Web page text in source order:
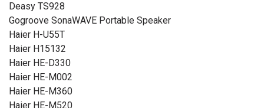
Deasy TS928
Gogroove SonaWAVE Portable Speaker
Haier H-U55T
Haier H15132
Haier HE-D330
Haier HE-M002
Haier HE-M360
Haier HE-M520